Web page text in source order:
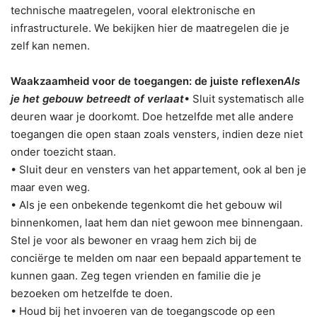
technische maatregelen, vooral elektronische en
infrastructurele. We bekijken hier de maatregelen die je
zelf kan nemen.
Waakzaamheid voor de toegangen: de juiste reflexenAls
je het gebouw betreedt of verlaat• Sluit systematisch alle
deuren waar je doorkomt. Doe hetzelfde met alle andere
toegangen die open staan zoals vensters, indien deze niet
onder toezicht staan.
• Sluit deur en vensters van het appartement, ook al ben je
maar even weg.
• Als je een onbekende tegenkomt die het gebouw wil
binnenkomen, laat hem dan niet gewoon mee binnengaan.
Stel je voor als bewoner en vraag hem zich bij de
conciërge te melden om naar een bepaald appartement te
kunnen gaan. Zeg tegen vrienden en familie die je
bezoeken om hetzelfde te doen.
• Houd bij het invoeren van de toegangscode op een